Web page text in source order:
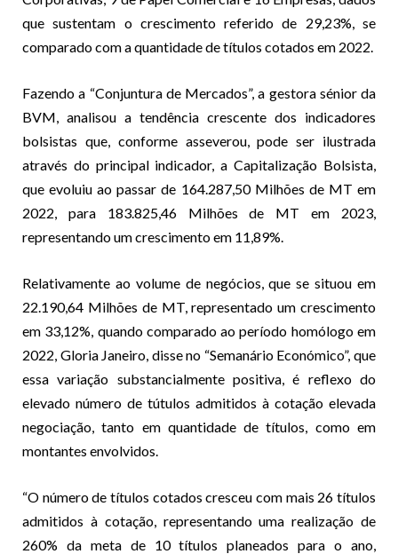
que sustentam o crescimento referido de 29,23%, se
comparado com a quantidade de títulos cotados em 2022.
Fazendo a “Conjuntura de Mercados”, a gestora sénior da
BVM, analisou a tendência crescente dos indicadores
bolsistas que, conforme asseverou, pode ser ilustrada
através do principal indicador, a Capitalização Bolsista,
que evoluiu ao passar de 164.287,50 Milhões de MT em
2022, para 183.825,46 Milhões de MT em 2023,
representando um crescimento em 11,89%.
Relativamente ao volume de negócios, que se situou em
22.190,64 Milhões de MT, representado um crescimento
em 33,12%, quando comparado ao período homólogo em
2022, Gloria Janeiro, disse no “Semanário Económico”, que
essa variação substancialmente positiva, é reflexo do
elevado número de tútulos admitidos à cotação elevada
negociação, tanto em quantidade de títulos, como em
montantes envolvidos.
“O número de títulos cotados cresceu com mais 26 títulos
admitidos à cotação, representando uma realização de
260% da meta de 10 títulos planeados para o ano,